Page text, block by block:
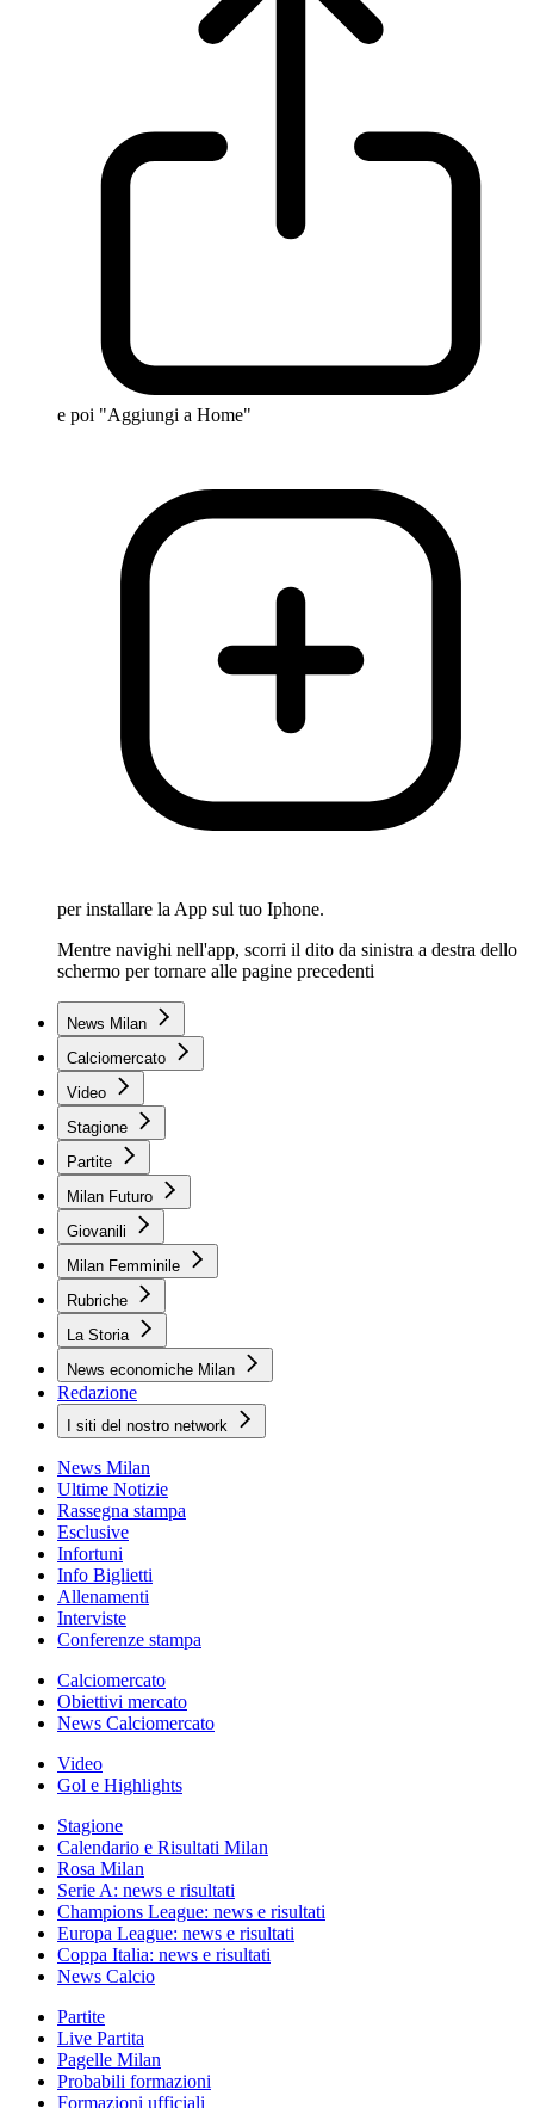
e poi "Aggiungi a Home"
per installare la App sul tuo Iphone.
Mentre navighi nell'app, scorri il dito da sinistra a destra dello
schermo per tornare alle pagine precedenti
News Milan
Calciomercato
Video
Stagione
Partite
Milan Futuro
Giovanili
Milan Femminile
Rubriche
La Storia
News economiche Milan
Redazione
I siti del nostro network
News Milan
Ultime Notizie
Rassegna stampa
Esclusive
Infortuni
Info Biglietti
Allenamenti
Interviste
Conferenze stampa
Calciomercato
Obiettivi mercato
News Calciomercato
Video
Gol e Highlights
Stagione
Calendario e Risultati Milan
Rosa Milan
Serie A: news e risultati
Champions League: news e risultati
Europa League: news e risultati
Coppa Italia: news e risultati
News Calcio
Partite
Live Partita
Pagelle Milan
Probabili formazioni
Formazioni ufficiali